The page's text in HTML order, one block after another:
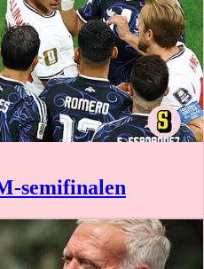
semifinalen